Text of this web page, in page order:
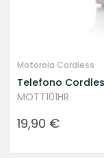
Motorola Cordless
Telefono
MOTT101HR
Prezzo
19,90 €